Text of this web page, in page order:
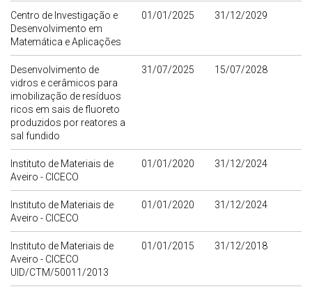
Centro de Investigação e
Desenvolvimento em
Matemática e Aplicações
01/01/2025 31/12/2029
Desenvolvimento de
vidros e cerâmicos para
imobilização de resíduos
ricos em sais de fluoreto
produzidos por reatores a
sal fundido
31/07/2025 15/07/2028
Instituto de Materiais de
Aveiro - CICECO
01/01/2020 31/12/2024
Instituto de Materiais de
Aveiro - CICECO
01/01/2020 31/12/2024
Instituto de Materiais de
Aveiro - CICECO
UID/CTM/50011/2013
01/01/2015 31/12/2018